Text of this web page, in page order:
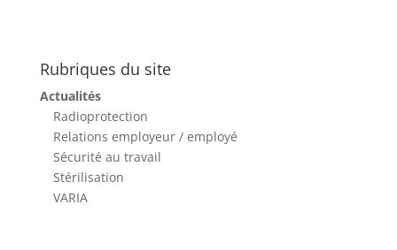
Rubriques du site
Actualités
Radioprotection
Relations employeur / employé
Sécurité au travail
Stérilisation
VARIA